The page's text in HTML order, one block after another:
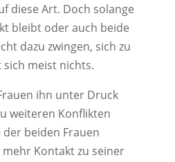
diese Art. Doch solange
bleibt oder auch beide
dazu zwingen, sich zu
meist nichts.
ihn unter Druck
weiteren Konflikten
beiden Frauen
Kontakt zu seiner